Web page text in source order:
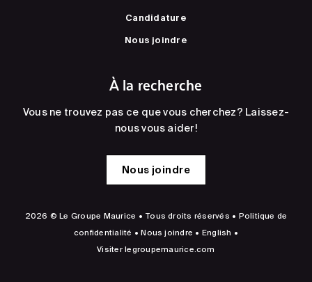
Candidature
Nous joindre
À la recherche
Vous ne trouvez pas ce que vous cherchez? Laissez-
nous vous aider!
Nous joindre
2026 © Le Groupe Maurice • Tous droits réservés • Politique de
confidentialité •Nous joindre • English •
Visiterlegroupemaurice.com